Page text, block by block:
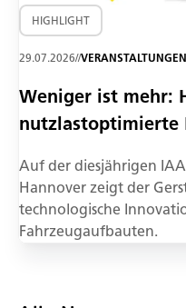
HIGHLIGHT
29.07.2026//VERANSTALTUNGEN
Weniger ist mehr:
nutzlastoptimierte
Auf der diesjährigen IAA
Hannover zeigt der
technologische
Fahrzeugaufbauten.